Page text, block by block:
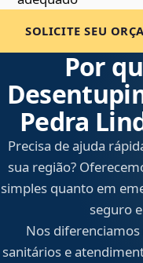
SOLICITE SEU
Por
Pedra
Precisa de ajuda
sua região?
simples quanto em
seguro
Nos
sanitários e